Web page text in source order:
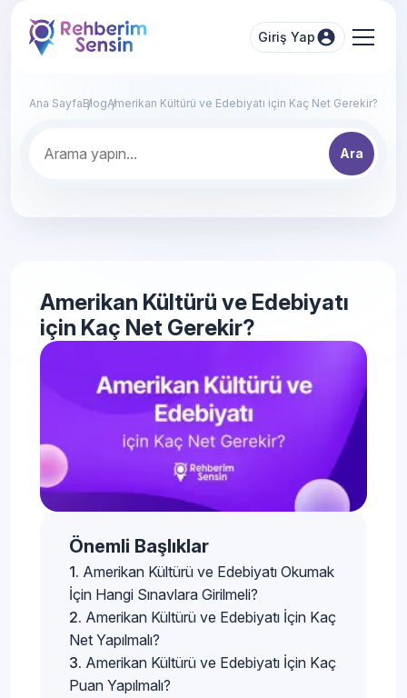
Giriş Yap
Ana SayfaBlogAmerikan Kültürü ve Edebiyatı için Kaç Net Gerekir?
Ara
Amerikan Kültürü ve Edebiyatı
için Kaç Net Gerekir?
Önemli Başlıklar
Amerikan Kültürü ve Edebiyatı Okumak
İçin Hangi Sınavlara Girilmeli?
Amerikan Kültürü ve Edebiyatı İçin Kaç
Net Yapılmalı?
Amerikan Kültürü ve Edebiyatı İçin Kaç
Puan Yapılmalı?